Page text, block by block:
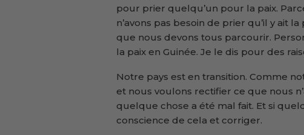
pour prier quelqu’un pour la paix.
n’avons pas besoin de prier qu’il y ait
que nous devons tous parcourir.
la paix en Guinée. Je le dis pour des
Notre pays est en transition. Comme
et nous voulons rectifier ce que nous
quelque chose a été mal fait. Et si
conscience de cela et corriger.